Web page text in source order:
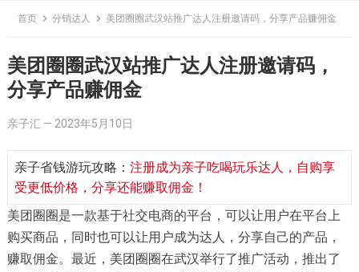
首页 分销达人 美团圈圈武汉站推广达人注册邀请码，分享产品赚佣金
美团圈圈武汉站推广达人注册邀请码，
分享产品赚佣金
亲子汇 — 2023年5月10日
亲子省钱游玩攻略： 注册成为亲子吃喝玩乐达人，自购享
受更低价格，分享还能赚取佣金！
美团圈圈是一款基于社交电商的平台，可以让用户在平台上
购买商品，同时也可以让用户成为达人，分享自己的产品，
赚取佣金。最近，美团圈圈在武汉举行了推广活动，推出了